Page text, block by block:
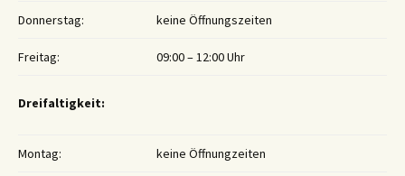
Donnerstag: keine Öffnungszeiten
Freitag: 09:00 – 12:00 Uhr
Dreifaltigkeit:
Montag: keine Öffnungzeiten